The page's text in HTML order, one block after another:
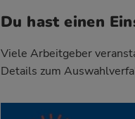
Du hast einen
Viele Arbeitgeber
Details zum